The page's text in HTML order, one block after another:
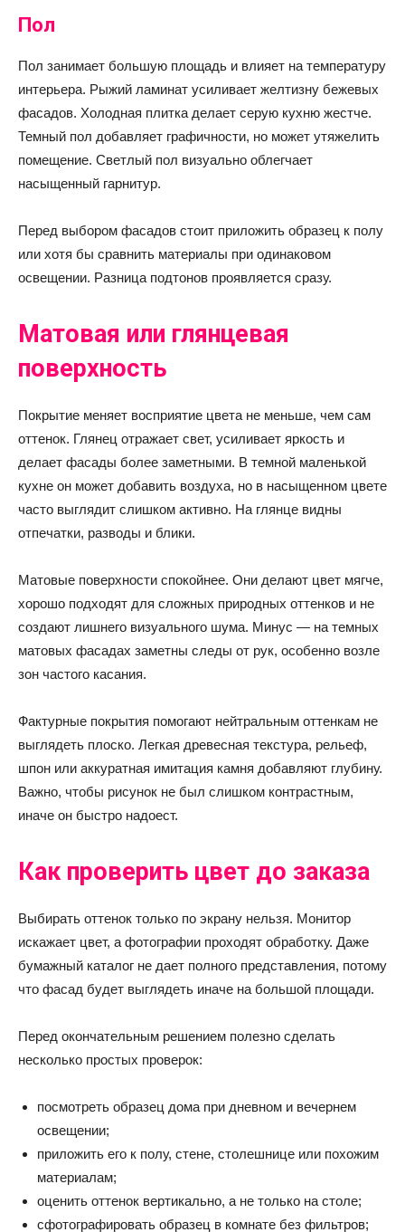
Пол
Пол занимает большую площадь и влияет на температуру
интерьера. Рыжий ламинат усиливает желтизну бежевых
фасадов. Холодная плитка делает серую кухню жестче.
Темный пол добавляет графичности, но может утяжелить
помещение. Светлый пол визуально облегчает
насыщенный гарнитур.
Перед выбором фасадов стоит приложить образец к полу
или хотя бы сравнить материалы при одинаковом
освещении. Разница подтонов проявляется сразу.
Матовая или глянцевая
поверхность
Покрытие меняет восприятие цвета не меньше, чем сам
оттенок. Глянец отражает свет, усиливает яркость и
делает фасады более заметными. В темной маленькой
кухне он может добавить воздуха, но в насыщенном цвете
часто выглядит слишком активно. На глянце видны
отпечатки, разводы и блики.
Матовые поверхности спокойнее. Они делают цвет мягче,
хорошо подходят для сложных природных оттенков и не
создают лишнего визуального шума. Минус — на темных
матовых фасадах заметны следы от рук, особенно возле
зон частого касания.
Фактурные покрытия помогают нейтральным оттенкам не
выглядеть плоско. Легкая древесная текстура, рельеф,
шпон или аккуратная имитация камня добавляют глубину.
Важно, чтобы рисунок не был слишком контрастным,
иначе он быстро надоест.
Как проверить цвет до заказа
Выбирать оттенок только по экрану нельзя. Монитор
искажает цвет, а фотографии проходят обработку. Даже
бумажный каталог не дает полного представления, потому
что фасад будет выглядеть иначе на большой площади.
Перед окончательным решением полезно сделать
несколько простых проверок:
посмотреть образец дома при дневном и вечернем
освещении;
приложить его к полу, стене, столешнице или похожим
материалам;
оценить оттенок вертикально, а не только на столе;
сфотографировать образец в комнате без фильтров;